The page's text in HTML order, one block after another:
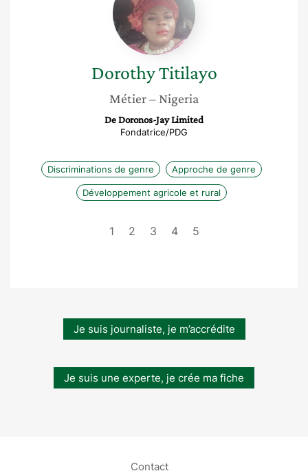
DorothyTitilayo
Métier– Nigeria
De Doronos-Jay Limited
Fondatrice/PDG
Discriminations de genre Approche de genre
Développement agricole et rural
1 2 3 4 5
Je suis journaliste, je m’accrédite
Je suis une experte, je crée ma fiche
Contact